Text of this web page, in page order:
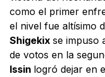
como el primer
el nivel fue altísimo
Shigekix se impuso
de votos en la
Issin logró dejar en